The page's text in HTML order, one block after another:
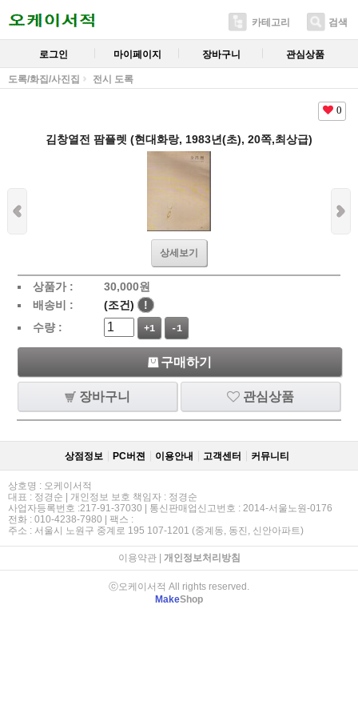
카테고리 검색
로그인 마이페이지 장바구니 관심상품
도록/화집/사진집 전시 도록
0
김창열전 팜플렛 (현대화랑, 1983년(초), 20쪽,최상급)
상세보기
상품가 : 30,000원
배송비 :
(조건)
!
수량 :
+1 -1
구매하기
장바구니 관심상품
상점정보 PC버젼 이용안내 고객센터 커뮤니티
상호명 : 오케이서적
대표 : 정경순 | 개인정보 보호 책임자 : 정경순
사업자등록번호 :217-91-37030 | 통신판매업신고번호 : 2014-서울노원-0176
전화 : 010-4238-7980 | 팩스 :
주소 : 서울시 노원구 중계로 195 107-1201 (중계동, 동진, 신안아파트)
이용약관| 개인정보처리방침
ⓒ오케이서적 All rights reserved.
MakeShop